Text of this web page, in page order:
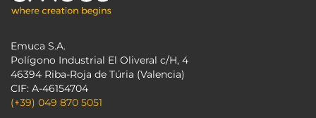
Emuca S.A.
Polígono Industrial El Oliveral c/H, 4
46394 Riba-Roja de Túria (Valencia)
CIF: A-46154704
(+39) 049 870 5051